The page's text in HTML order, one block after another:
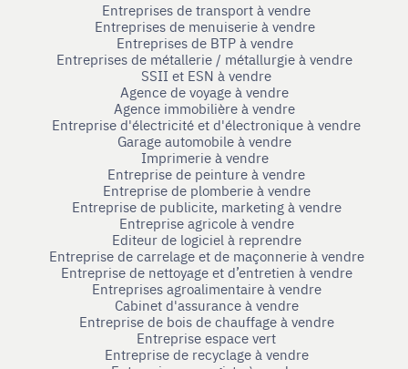
Entreprises de transport à vendre
Entreprises de menuiserie à vendre
Entreprises de BTP à vendre
Entreprises de métallerie / métallurgie à vendre
SSII et ESN à vendre
Agence de voyage à vendre
Agence immobilière à vendre
Entreprise d'électricité et d'électronique à vendre
Garage automobile à vendre
Imprimerie à vendre
Entreprise de peinture à vendre
Entreprise de plomberie à vendre
Entreprise de publicite, marketing à vendre
Entreprise agricole à vendre
Editeur de logiciel à reprendre
Entreprise de carrelage et de maçonnerie à vendre
Entreprise de nettoyage et d’entretien à vendre
Entreprises agroalimentaire à vendre
Cabinet d'assurance à vendre
Entreprise de bois de chauffage à vendre
Entreprise espace vert
Entreprise de recyclage à vendre